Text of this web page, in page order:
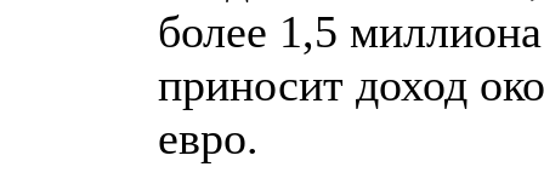
более 1,5
приносит доход
евро.